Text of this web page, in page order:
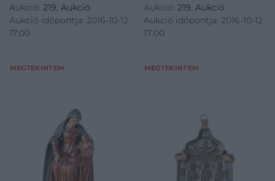
Aukció: 219. Aukció
Aukció időpontja: 2016-10-12
17:00
MEGTEKINTEM
Aukció: 219. Aukció
Aukció időpontja: 2016-10-12
17:00
MEGTEKINTEM